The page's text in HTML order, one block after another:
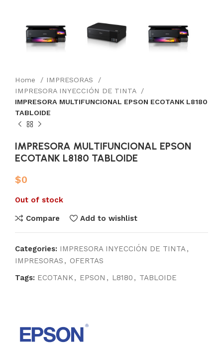
Home
IMPRESORAS
IMPRESORA INYECCIÓN DE TINTA
IMPRESORA MULTIFUNCIONAL EPSON ECOTANK L8180
TABLOIDE
IMPRESORA MULTIFUNCIONAL EPSON
ECOTANK L8180 TABLOIDE
$0
Out of stock
Compare Add to wishlist
Categories: IMPRESORA INYECCIÓN DE TINTA,
IMPRESORAS , OFERTAS
Tags: ECOTANK, EPSON , L8180 , TABLOIDE